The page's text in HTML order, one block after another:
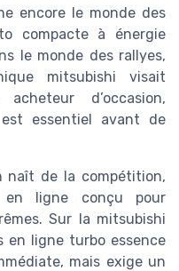
encore le monde des
compacte à énergie
le monde des rallyes,
mitsubishi visait
d’occasion,
essentiel avant de
naît de la compétition,
ligne conçu pour
Sur la mitsubishi
en ligne turbo essence
mais exige un